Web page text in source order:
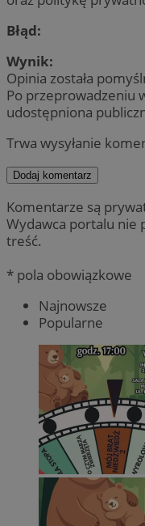
Błąd:
Wynik:
Opinia została
Po przeprowadzeniu
udostępniona
Trwa wysyłanie
Dodaj komentarz
Komentarze są
Wydawca portalu nie
treść.
* pola obowiązkowe
Najnowsze
Popularne